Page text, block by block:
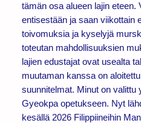
tämän osa alueen lajin
entisestään ja saan viikottain
toivomuksia ja kyselyjä
toteutan mahdollisuuksien
lajien edustajat ovat usealta
muutaman kanssa on
suunnitelmat. Minut on valittu
Gyeokpa opetukseen. Nyt
kesällä 2026 Filippiineihin